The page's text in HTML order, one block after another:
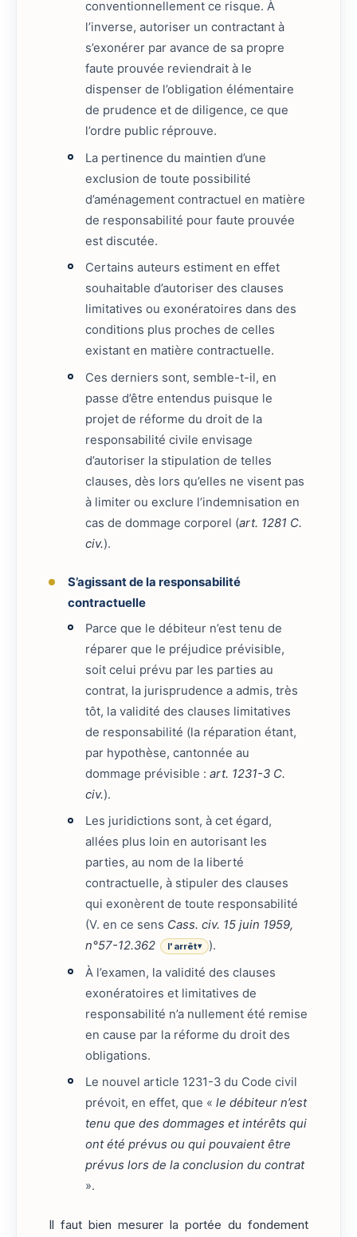
conventionnellement ce risque. À
l’inverse, autoriser un contractant à
s’exonérer par avance de sa propre
faute prouvée reviendrait à le
dispenser de l’obligation élémentaire
de prudence et de diligence, ce que
l’ordre public réprouve.
La pertinence du maintien d’une
exclusion de toute possibilité
d’aménagement contractuel en matière
de responsabilité pour faute prouvée
est discutée.
Certains auteurs estiment en effet
souhaitable d’autoriser des clauses
limitatives ou exonératoires dans des
conditions plus proches de celles
existant en matière contractuelle.
Ces derniers sont, semble-t-il, en
passe d’être entendus puisque le
projet de réforme du droit de la
responsabilité civile envisage
d’autoriser la stipulation de telles
clauses, dès lors qu’elles ne visent pas
à limiter ou exclure l’indemnisation en
cas de dommage corporel (art. 1281 C.
civ.).
S’agissant de la responsabilité
contractuelle
Parce que le débiteur n’est tenu de
réparer que le préjudice prévisible,
soit celui prévu par les parties au
contrat, la jurisprudence a admis, très
tôt, la validité des clauses limitatives
de responsabilité (la réparation étant,
par hypothèse, cantonnée au
dommage prévisible :art. 1231-3 C.
civ.).
Les juridictions sont, à cet égard,
allées plus loin en autorisant les
parties, au nom de la liberté
contractuelle, à stipuler des clauses
qui exonèrent de toute responsabilité
(V. en ce sens Cass. civ. 15 juin 1959,
n°57-12.362
l'arrêt▾
).
À l’examen, la validité des clauses
exonératoires et limitatives de
responsabilité n’a nullement été remise
en cause par la réforme du droit des
obligations.
Le nouvel article 1231-3 du Code civil
prévoit, en effet, que «le débiteur n’est
tenu que des dommages et intérêts qui
ont été prévus ou qui pouvaient être
prévus lors de la conclusion du contrat
».
Il faut bien mesurer la portée du fondement